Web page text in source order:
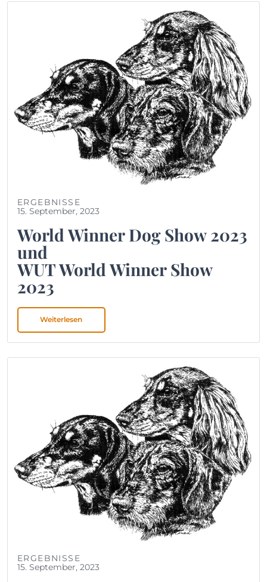
ERGEBNISSE
15. September, 2023
World Winner Dog Show 2023
und
WUT World Winner Show
2023
Weiterlesen
ERGEBNISSE
15. September, 2023